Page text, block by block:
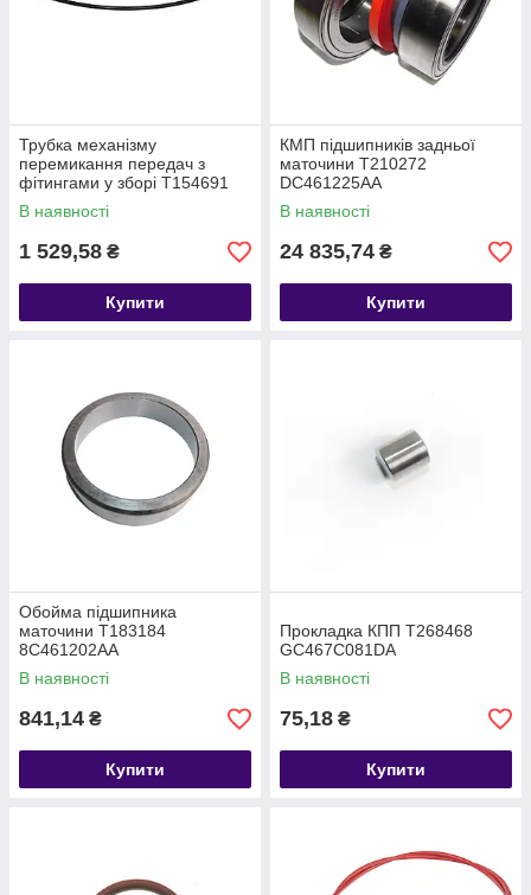
Трубка механізму
перемикання передач з
фітингами у зборі T154691
7C467R356GA
В наявності
1 529,58 ₴
Купити
КМП підшипників задньої
маточини T210272
DC461225AA
В наявності
24 835,74 ₴
Купити
Обойма підшипника
маточини T183184
8C461202AA
В наявності
841,14 ₴
Купити
Прокладка КПП T268468
GC467C081DA
В наявності
75,18 ₴
Купити